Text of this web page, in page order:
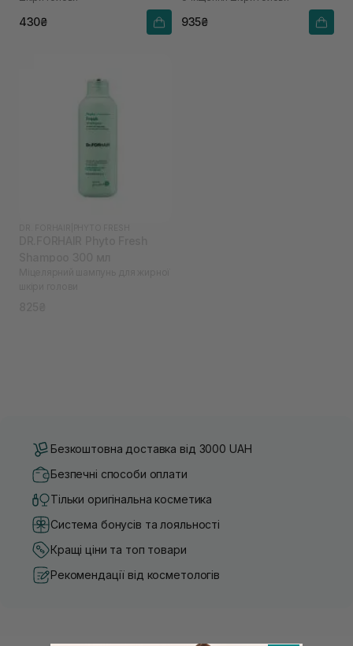
430₴ 935₴
Безкоштовна доставка від 3000 UAH
Безпечні способи оплати
Тільки оригінальна косметика
Система бонусів та лояльності
Кращі ціни та топ товари
Рекомендації від косметологів